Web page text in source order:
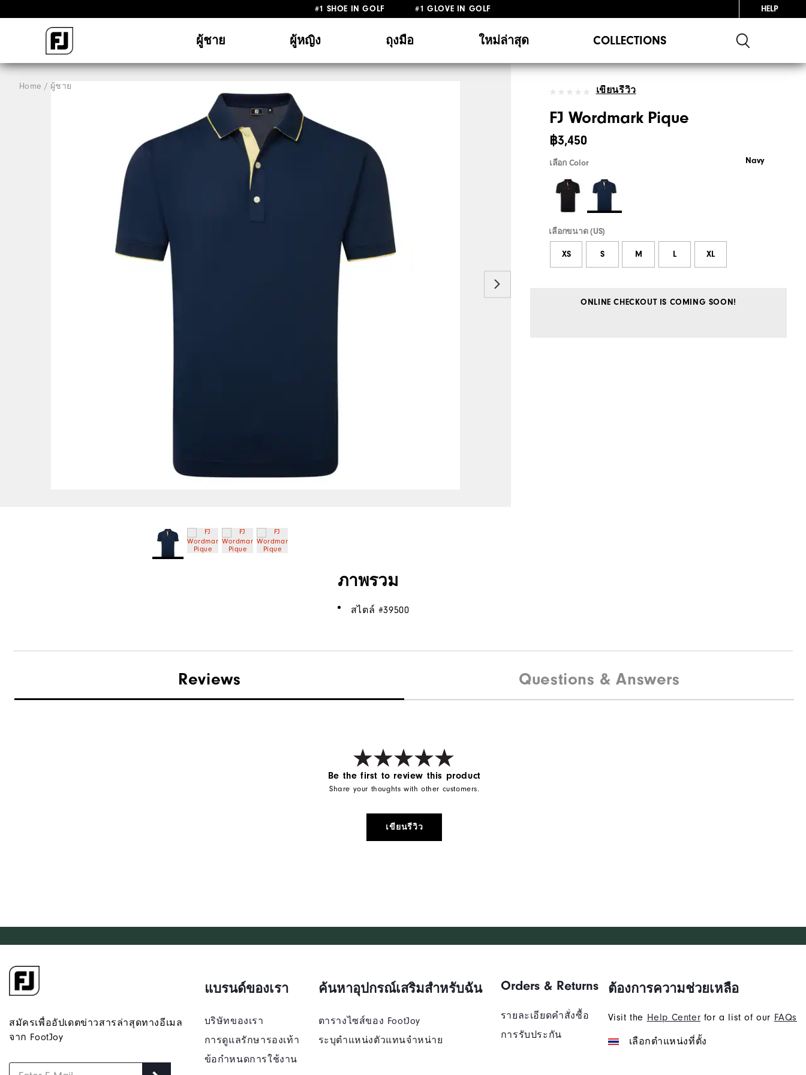
#1 SHOE IN GOLF #1 GLOVE IN GOLF HELP
ผู้ชาย ผู้หญิง ถุงมือ ใหม่ล่าสุด COLLECTIONS
Home ผู้ชาย เขียนรีวิว
FJ Wordmark Pique
฿3,450
เลือก Color Navy
เลือกขนาด (US)
XS S M L XL
ONLINE CHECKOUT IS COMING SOON!
ภาพรวม
สไตล์ #39500
Reviews Questions & Answers
Be the first to review this product
Share your thoughts with other customers.
เขียนรีวิว
สมัครเพื่ออัปเดตข่าวสารล่าสุดทางอีเมล
จาก FootJoy
แบรนด์ของเรา
บริษัทของเรา
การดูแลรักษารองเท้า
ข้อกำหนดการใช้งาน
ค้นหาอุปกรณ์เสริมสำหรับฉัน
ตารางไซส์ของ FootJoy
ระบุตําแหน่งตัวแทนจําหน่าย
Orders & Returns
รายละเอียดคำสั่งซื้อ
การรับประกัน
ต้องการความช่วยเหลือ
Visit the Help Center for a list of our FAQs
เลือกตำแหน่งที่ตั้ง